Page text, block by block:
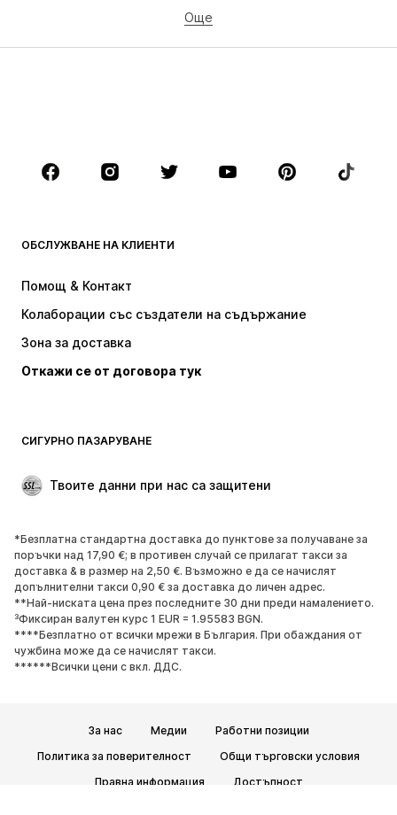
МАРКИ
ADIDAS SPORTSWEAR
new balance
Още
ОБСЛУЖВАНЕ НА КЛИЕНТИ
Помощ & Контакт
Колаборации със създатели на съдържание
Зона за доставка
Откажи се от договора тук
СИГУРНО ПАЗАРУВАНЕ
Твоите данни при нас са защитени
*Безплатна стандартна доставка до пунктове за получаване за
поръчки над 17,90 €; в противен случай се прилагат такси за
доставка & в размер на 2,50 €. Възможно е да се начислят
допълнителни такси 0,90 € за доставка до личен адрес.
**Най-ниската цена през последните 30 дни преди намалението.
³Фиксиран валутен курс 1 EUR = 1.95583 BGN.
****Безплатно от всички мрежи в България. При обаждания от
чужбина може да се начислят такси.
******Всички цени с вкл. ДДС.
За нас Медии
Работни позиции
Политика за поверителност
Общи търговски условия
Правна информация
Достъпност